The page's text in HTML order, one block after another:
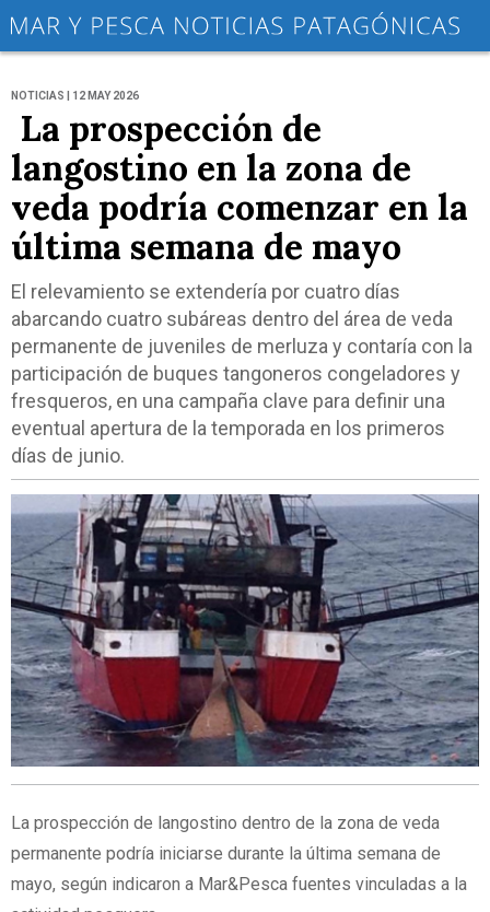
NOTICIAS | 12 MAY 2026
La prospección de
langostino en la zona de
veda podría comenzar en la
última semana de mayo
El relevamiento se extendería por cuatro días
abarcando cuatro subáreas dentro del área de veda
permanente de juveniles de merluza y contaría con la
participación de buques tangoneros congeladores y
fresqueros, en una campaña clave para definir una
eventual apertura de la temporada en los primeros
días de junio.
La prospección de langostino dentro de la zona de veda
permanente podría iniciarse durante la última semana de
mayo, según indicaron a Mar&Pesca fuentes vinculadas a la